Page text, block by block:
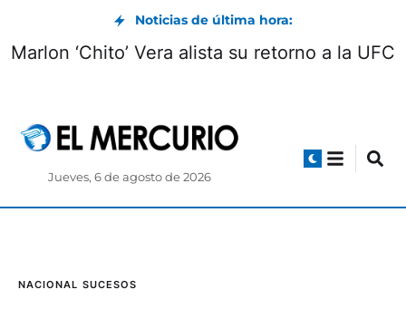
Noticias de última hora:
Marlon ‘Chito’ Vera alista su retorno a la UFC
Jueves, 6 de agosto de 2026
NACIONAL SUCESOS